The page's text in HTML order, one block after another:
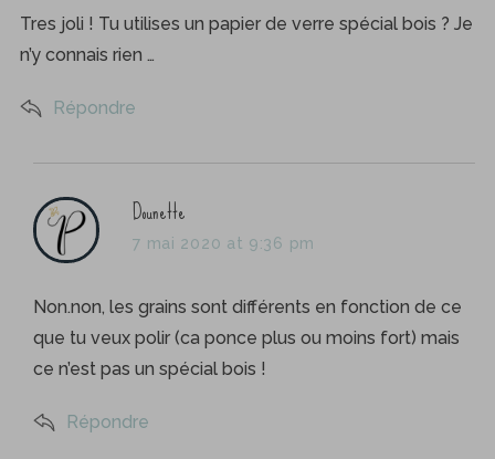
s
:
Tres joli ! Tu utilises un papier de verre spécial bois ? Je
n’y connais rien …
Répondre
s
a
s
Dounette
7 mai 2020 at 9:36 pm
Non.non, les grains sont différents en fonction de ce
que tu veux polir (ca ponce plus ou moins fort) mais
ce n’est pas un spécial bois !
Répondre